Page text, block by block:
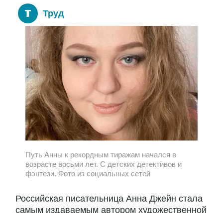
Труд
Путь Анны к рекордным тиражам начался в
возрасте восьми лет. С детских детективов и
фэнтези. Фото из социальных сетей
Российская писательница Анна Джейн стала
самым издаваемым автором художественной